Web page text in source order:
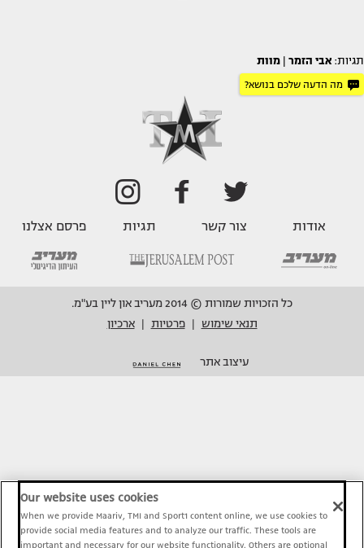
תגיות: אבי הזמר מוות
מה הדעה שלכם בנושא?
אודות צור קשר תגיות פרסם אצלנו
כל הזכויות שמורות © 2014 מעריב און ליין בע"מ.
תנאי שימוש
פרטיות ארכיון
עיצוב אתר
Our website uses cookies
When we provide Maariv, TMI and Sport1 content online, we use cookies to
provide social media features and to analyze our traffic. These tools are
important and necessary for our website functionality. Others are optional